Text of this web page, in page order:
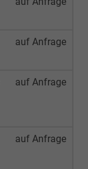
auf Anfrage
auf Anfrage
auf Anfrage